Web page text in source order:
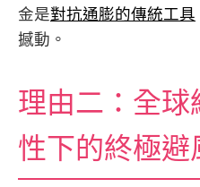
金是對抗通膨的傳統工具
撼動。
理由二：全
性下的終極避